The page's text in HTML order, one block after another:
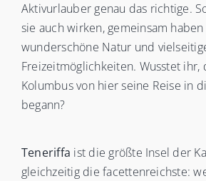
Aktivurlauber genau das richtige.
sie auch wirken, gemeinsam
wunderschöne Natur und
Freizeitmöglichkeiten. Wusstet ihr,
Kolumbus von hier seine Reise in
begann?
Teneriffa ist die größte Insel der
gleichzeitig die facettenreichste: